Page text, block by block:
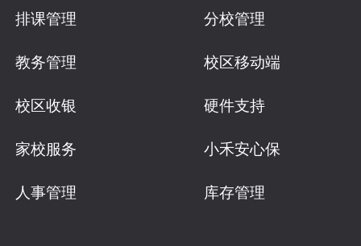
排课管理
分校管理
教务管理
校区移动端
校区收银
硬件支持
家校服务
小禾安心保
人事管理
库存管理